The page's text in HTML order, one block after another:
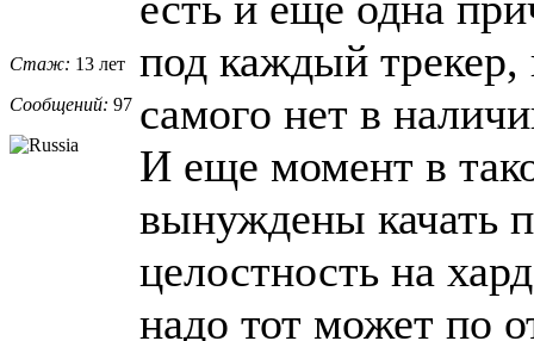
Стаж: 13 лет
Сообщений: 97
под каждый
самого нет в
И еще момент в
вынуждены качать
целостность на
надо тот может по